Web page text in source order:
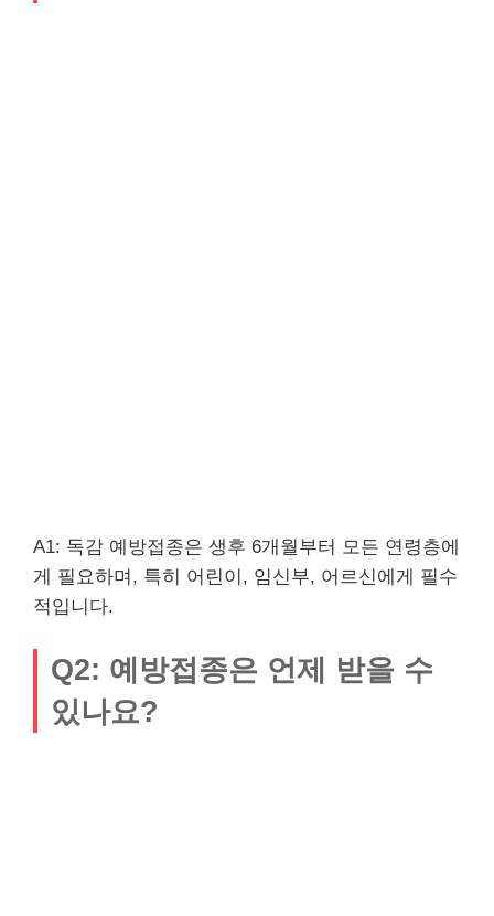
A1: 독감 예방접종은 생후 6개월부터 모든 연령층에
게 필요하며, 특히 어린이, 임신부, 어르신에게 필수
적입니다.
Q2: 예방접종은 언제 받을 수
있나요?